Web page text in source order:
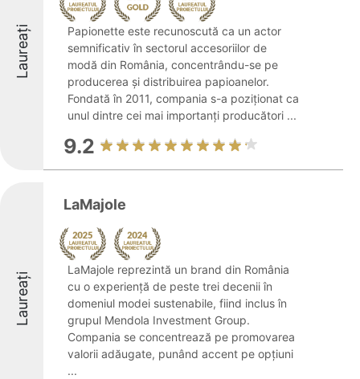
Laureați
Papionette este recunoscută ca un actor
semnificativ în sectorul accesoriilor de
modă din România, concentrându-se pe
producerea și distribuirea papioanelor.
Fondată în 2011, compania s-a poziționat ca
unul dintre cei mai importanți producători ...
9.2
Laureați
LaMajole
LaMajole reprezintă un brand din România
cu o experiență de peste trei decenii în
domeniul modei sustenabile, fiind inclus în
grupul Mendola Investment Group.
Compania se concentrează pe promovarea
valorii adăugate, punând accent pe opțiuni
...